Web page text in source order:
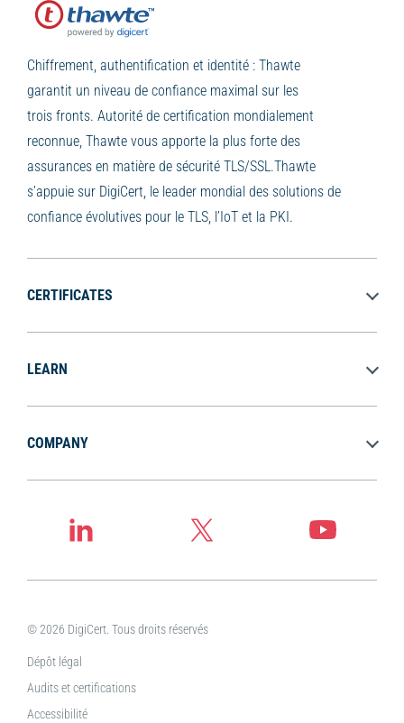
Chiffrement, authentification et identité : Thawte
garantit un niveau de confiance maximal sur les
trois fronts. Autorité de certification mondialement
reconnue, Thawte vous apporte la plus forte des
assurances en matière de sécurité TLS/SSL.Thawte
s’appuie sur DigiCert, le leader mondial des solutions de
confiance évolutives pour le TLS, l’IoT et la PKI.
CERTIFICATES
LEARN
COMPANY
© 2026 DigiCert. Tous droits réservés
Dépôt légal
Audits et certifications
Accessibilité